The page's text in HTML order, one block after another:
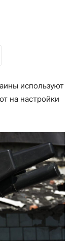
используют
на настройки